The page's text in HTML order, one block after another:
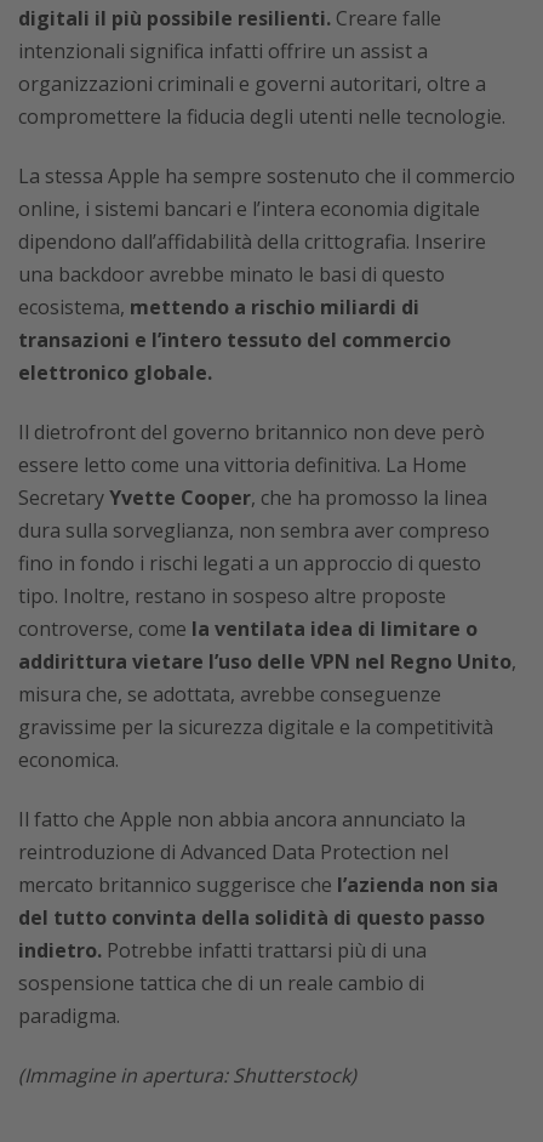
digitali il più possibile resilienti. Creare falle
intenzionali significa infatti offrire un assist a
organizzazioni criminali e governi autoritari, oltre a
compromettere la fiducia degli utenti nelle tecnologie.
La stessa Apple ha sempre sostenuto che il commercio
online, i sistemi bancari e l’intera economia digitale
dipendono dall’affidabilità della crittografia. Inserire
una backdoor avrebbe minato le basi di questo
ecosistema, mettendo a rischio miliardi di
transazioni e l’intero tessuto del commercio
elettronico globale.
Il dietrofront del governo britannico non deve però
essere letto come una vittoria definitiva. La Home
SecretaryYvette Cooper, che ha promosso la linea
dura sulla sorveglianza, non sembra aver compreso
fino in fondo i rischi legati a un approccio di questo
tipo. Inoltre, restano in sospeso altre proposte
controverse, come la ventilata idea di limitare o
addirittura vietare l’uso delle VPN nel Regno Unito,
misura che, se adottata, avrebbe conseguenze
gravissime per la sicurezza digitale e la competitività
economica.
Il fatto che Apple non abbia ancora annunciato la
reintroduzione di Advanced Data Protection nel
mercato britannico suggerisce che l’azienda non sia
del tutto convinta della solidità di questo passo
indietro. Potrebbe infatti trattarsi più di una
sospensione tattica che di un reale cambio di
paradigma.
(Immagine in apertura: Shutterstock)